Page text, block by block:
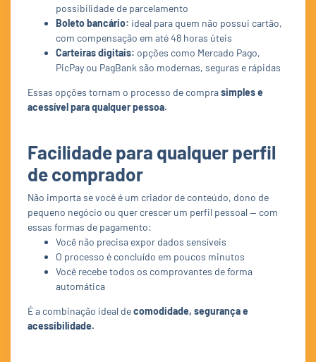
possibilidade de parcelamento
Boleto bancário: ideal para quem não possui cartão,
com compensação em até 48 horas úteis
Carteiras digitais: opções como Mercado Pago,
PicPay ou PagBank são modernas, seguras e rápidas
Essas opções tornam o processo de comprasimples e
acessível para qualquer pessoa.
Facilidade para qualquer perfil
de comprador
Não importa se você é um criador de conteúdo, dono de
pequeno negócio ou quer crescer um perfil pessoal — com
essas formas de pagamento:
Você não precisa expor dados sensíveis
O processo é concluído em poucos minutos
Você recebe todos os comprovantes de forma
automática
É a combinação ideal decomodidade, segurança e
acessibilidade.